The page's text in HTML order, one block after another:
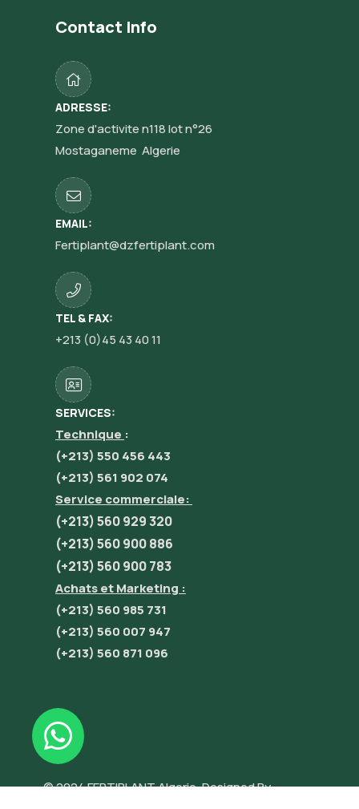
Contact Info
ADRESSE:
Zone d'activite n118 lot n°26
Mostaganeme Algerie
EMAIL:
Fertiplant@dzfertiplant.com
TEL & FAX:
+213 (0)45 43 40 11
SERVICES:
Technique :
(+213) 550 456 443
(+213) 561 902 074
Service commerciale:
(+213) 560 929 320
(+213) 560 900 886
(+213) 560 900 783
Achats et Marketing :
(+213) 560 985 731
(+213) 560 007 947
(+213) 560 871 096
© 2024 FERTIPLANT Algerie. Designed By